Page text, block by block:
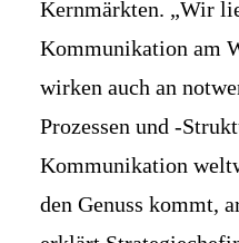
Kern­märkten. „Wir
Kommu­nikation am
wirken auch an
Prozessen und -
Kommu­nikation
den Genuss kommt,